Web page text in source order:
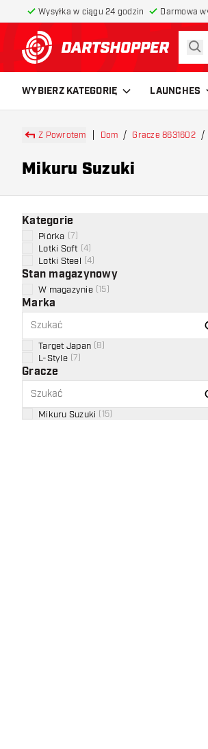
Wysyłka w ciągu 24 godzin Darmowa
powrót do strony
WYBIERZ KATEGORIĘ LAUNCHES
Z Powrotem Dom Gracze 8631602
Mikuru Suzuki
Kategorie
Piórka 7
Lotki Soft 4
Lotki Steel 4
Stan magazynowy
W magazynie 15
Marka
Target Japan 8
L-Style 7
Gracze
Mikuru Suzuki 15